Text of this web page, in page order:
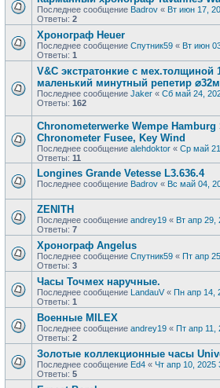
Последнее сообщение Badrov « Вт июн 17,
Ответы: 2
Хронограф Heuer
Последнее сообщение Спутник59 « Вт июн
Ответы: 1
V&С экcтратoнкиe с
маленький минутный peпeтиp
Последнее сообщение Jaker « Сб май 24,
Ответы: 162
Chronometerwerke Wempe
Chronometer Fusee, Key Wind
Последнее сообщение alehdoktor « Ср май
Ответы: 11
Longines Grande Vetesse L3.636.4
Последнее сообщение Badrov « Вс май 04,
ZENITH
Последнее сообщение andrey19 « Вт апр 29,
Ответы: 7
Хронограф Angelus
Последнее сообщение Спутник59 « Пт апр
Ответы: 3
Часы Точмех наручные.
Последнее сообщение LandauV« Пн апр 14,
Ответы: 1
Военные MILEX
Последнее сообщение andrey19 « Пт апр 11,
Ответы: 2
Золотые коллекционные часы
Последнее сообщение Ed4 « Чт апр 10, 2025
Ответы: 5